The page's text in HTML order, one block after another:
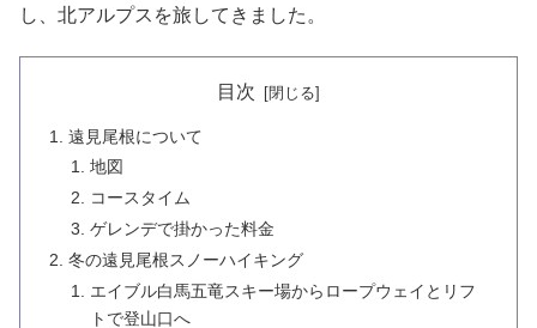
し、北アルプスを旅してきました。
目次
遠見尾根について
地図
コースタイム
ゲレンデで掛かった料金
冬の遠見尾根スノーハイキング
エイブル白馬五竜スキー場からロープウェイとリフ
トで登山口へ